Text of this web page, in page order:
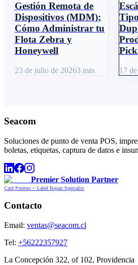
Gestión Remota de
Dispositivos (MDM):
Cómo Administrar tu
Flota Zebra y
Honeywell
23 de julio de 20263 min 17
Seacom
Soluciones de punto de venta POS,
boletas, etiquetas, captura de datos e
Premier Solution Partner
Card Printers + Label Repair Specialist
Contacto
Email: ventas@seacom.cl
Tel: +56222357927
La Concepción 322, of 102, Providencia